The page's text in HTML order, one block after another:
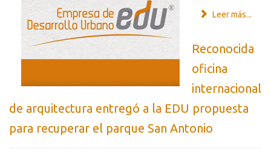
Leer más...
Reconocida
oficina
internacional
de arquitectura entregó a la EDU propuesta
para recuperar el parque San Antonio